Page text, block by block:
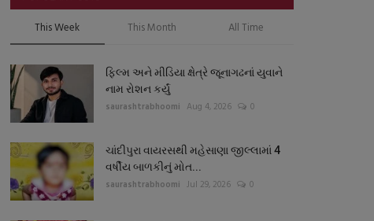
This Week This Month All Time
ફિલ્મ અને મીડિયા ક્ષેત્રે જૂનાગઢનાં યુવાને
નામ રોશન કર્યું
saurashtrabhoomi Aug 4, 2026 0
ચાંદીપુરા વાયરસથી મહેસાણા જીલ્લામાં 4
વર્ષીય બાળકીનું મોત...
saurashtrabhoomi Jul 29, 2026 0